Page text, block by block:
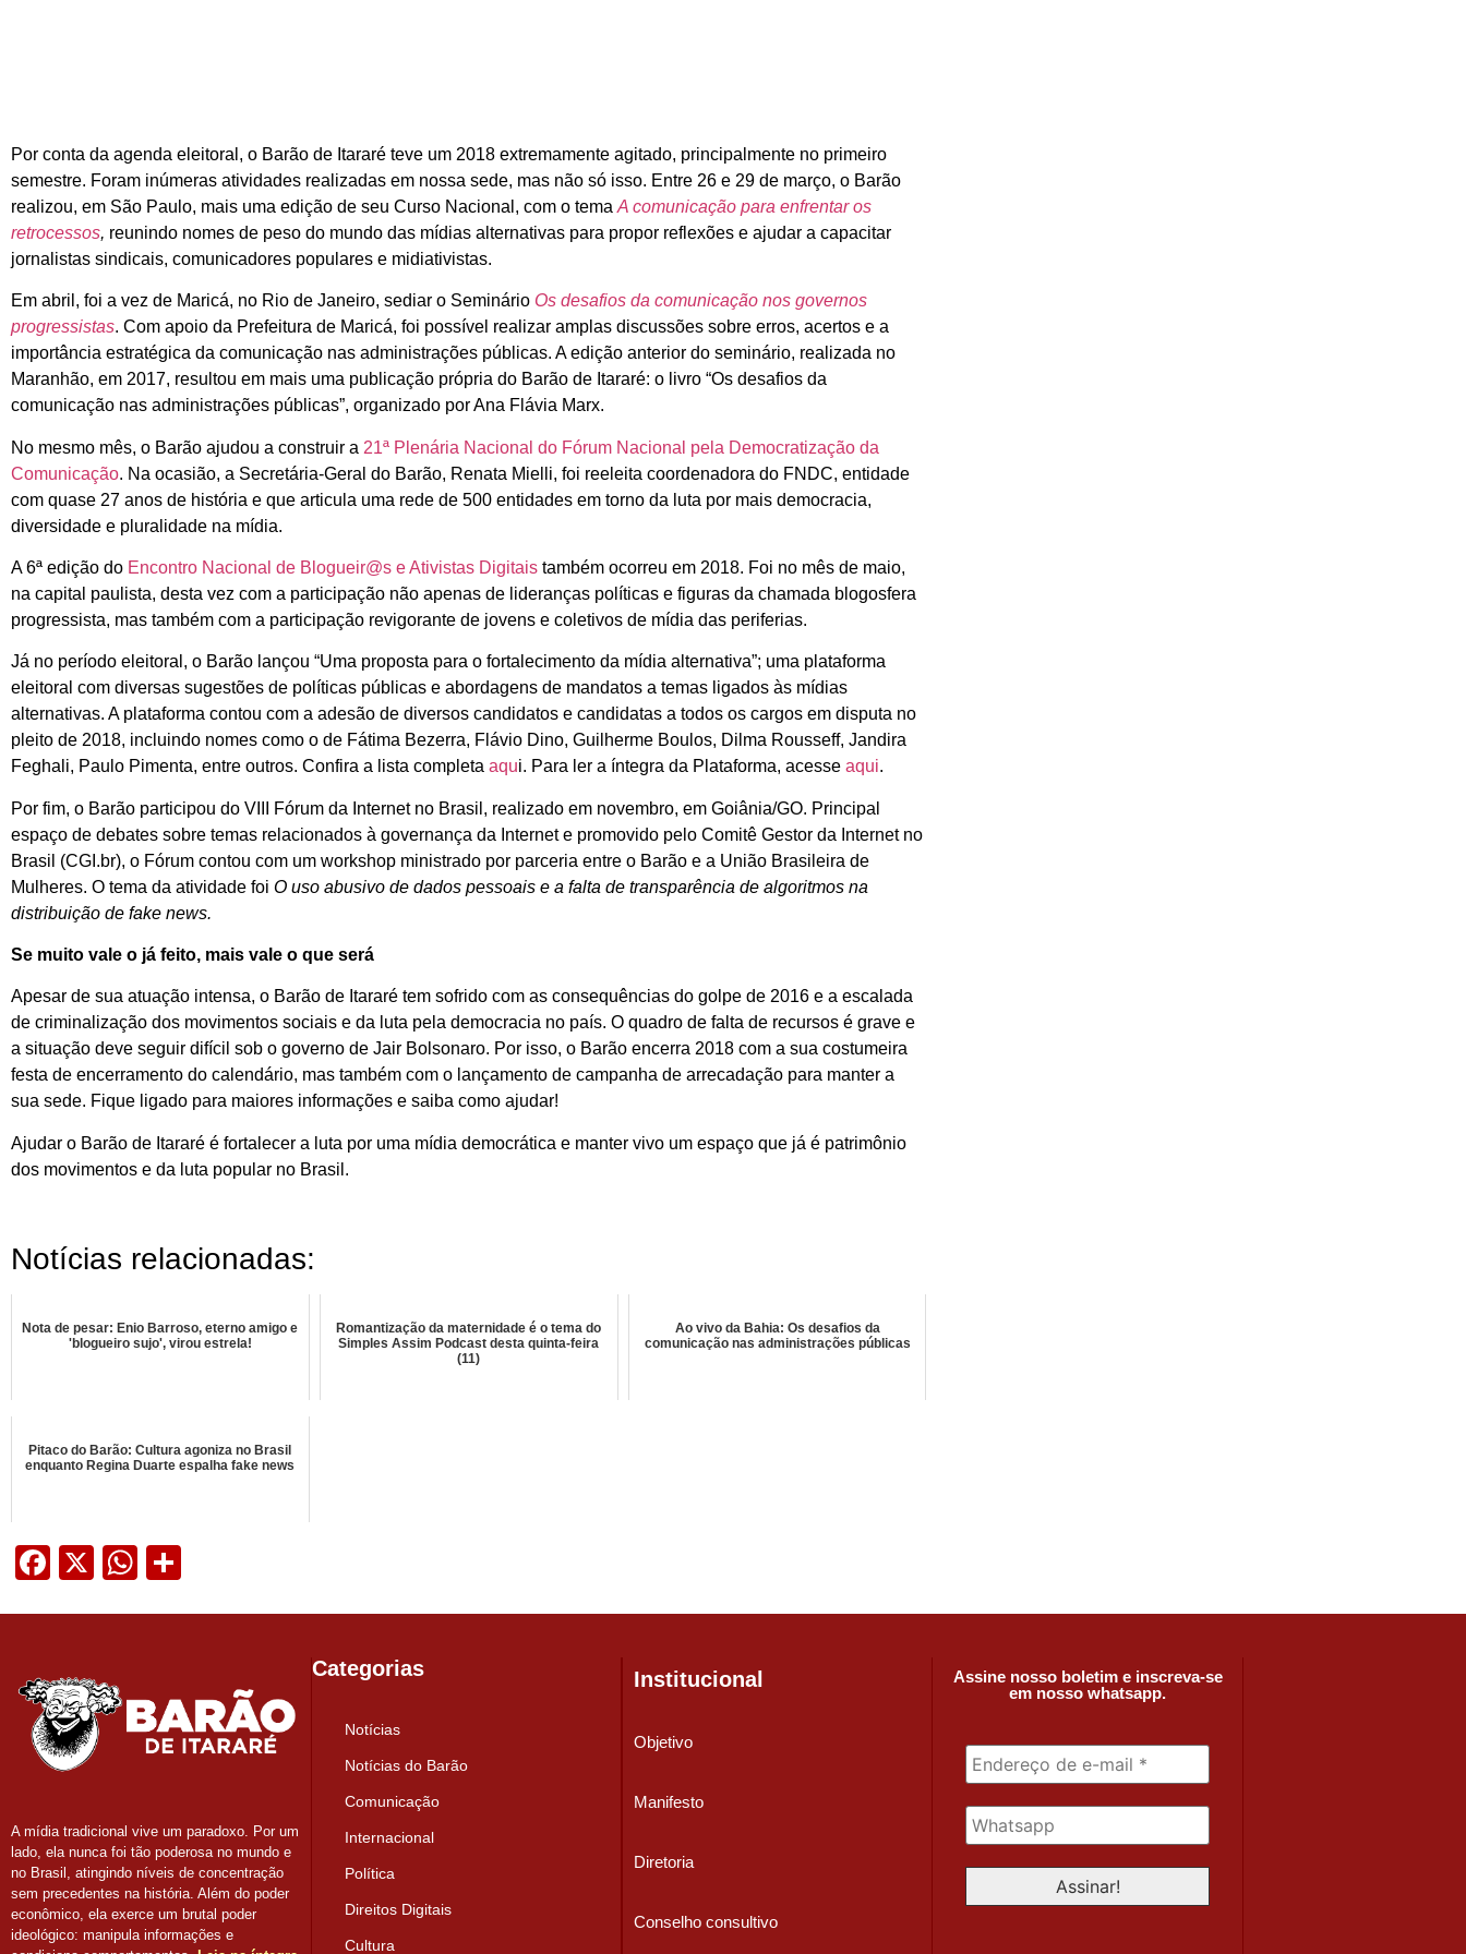
Por conta da agenda eleitoral, o Barão de Itararé teve um 2018 extremamente agitado, principalmente no primeiro
semestre. Foram inúmeras atividades realizadas em nossa sede, mas não só isso. Entre 26 e 29 de março, o Barão
realizou, em São Paulo, mais uma edição de seu Curso Nacional, com o tema A comunicação para enfrentar os
retrocessos, reunindo nomes de peso do mundo das mídias alternativas para propor reflexões e ajudar a capacitar
jornalistas sindicais, comunicadores populares e midiativistas.
Em abril, foi a vez de Maricá, no Rio de Janeiro, sediar o Seminário Os desafios da comunicação nos governos
progressistas. Com apoio da Prefeitura de Maricá, foi possível realizar amplas discussões sobre erros, acertos e a
importância estratégica da comunicação nas administrações públicas. A edição anterior do seminário, realizada no
Maranhão, em 2017, resultou em mais uma publicação própria do Barão de Itararé: o livro “Os desafios da
comunicação nas administrações públicas”, organizado por Ana Flávia Marx.
No mesmo mês, o Barão ajudou a construir a 21ª Plenária Nacional do Fórum Nacional pela Democratização da
Comunicação. Na ocasião, a Secretária-Geral do Barão, Renata Mielli, foi reeleita coordenadora do FNDC, entidade
com quase 27 anos de história e que articula uma rede de 500 entidades em torno da luta por mais democracia,
diversidade e pluralidade na mídia.
A 6ª edição do Encontro Nacional de Blogueir@s e Ativistas Digitais também ocorreu em 2018. Foi no mês de maio,
na capital paulista, desta vez com a participação não apenas de lideranças políticas e figuras da chamada blogosfera
progressista, mas também com a participação revigorante de jovens e coletivos de mídia das periferias.
Já no período eleitoral, o Barão lançou “Uma proposta para o fortalecimento da mídia alternativa”; uma plataforma
eleitoral com diversas sugestões de políticas públicas e abordagens de mandatos a temas ligados às mídias
alternativas. A plataforma contou com a adesão de diversos candidatos e candidatas a todos os cargos em disputa no
pleito de 2018, incluindo nomes como o de Fátima Bezerra, Flávio Dino, Guilherme Boulos, Dilma Rousseff, Jandira
Feghali, Paulo Pimenta, entre outros. Confira a lista completa aqui. Para ler a íntegra da Plataforma, acesse aqui.
Por fim, o Barão participou do VIII Fórum da Internet no Brasil, realizado em novembro, em Goiânia/GO. Principal
espaço de debates sobre temas relacionados à governança da Internet e promovido pelo Comitê Gestor da Internet no
Brasil (CGI.br), o Fórum contou com um workshop ministrado por parceria entre o Barão e a União Brasileira de
Mulheres. O tema da atividade foi O uso abusivo de dados pessoais e a falta de transparência de algoritmos na
distribuição de fake news.
Se muito vale o já feito, mais vale o que será
Apesar de sua atuação intensa, o Barão de Itararé tem sofrido com as consequências do golpe de 2016 e a escalada
de criminalização dos movimentos sociais e da luta pela democracia no país. O quadro de falta de recursos é grave e
a situação deve seguir difícil sob o governo de Jair Bolsonaro. Por isso, o Barão encerra 2018 com a sua costumeira
festa de encerramento do calendário, mas também com o lançamento de campanha de arrecadação para manter a
sua sede. Fique ligado para maiores informações e saiba como ajudar!
Ajudar o Barão de Itararé é fortalecer a luta por uma mídia democrática e manter vivo um espaço que já é patrimônio
dos movimentos e da luta popular no Brasil.
Notícias relacionadas:
Nota de pesar: Enio Barroso, eterno amigo e
'blogueiro sujo', virou estrela!
Romantização da maternidade é o tema do
Simples Assim Podcast desta quinta-feira
(11)
Ao vivo da Bahia: Os desafios da
comunicação nas administrações públicas
Pitaco do Barão: Cultura agoniza no Brasil
enquanto Regina Duarte espalha fake news
Facebook
X WhatsApp
A mídia tradicional vive um paradoxo. Por um
lado, ela nunca foi tão poderosa no mundo e
no Brasil, atingindo níveis de concentração
sem precedentes na história. Além do poder
econômico, ela exerce um brutal poder
ideológico: manipula informações e
Categorias
Notícias
Notícias do Barão
Comunicação
Internacional
Política
Direitos Digitais
Cultura
Institucional
Objetivo
Manifesto
Diretoria
Conselho consultivo
Assine nosso boletim e inscreva-se
em nosso whatsapp.